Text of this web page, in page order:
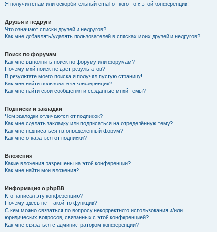
Я получил спам или оскорбительный email от кого-то с этой конференции!
Друзья и недруги
Что означают списки друзей и недругов?
Как мне добавлять/удалять пользователей в списках моих друзей и недругов?
Поиск по форумам
Как мне выполнить поиск по форуму или форумам?
Почему мой поиск не даёт результатов?
В результате моего поиска я получил пустую страницу!
Как мне найти пользователя конференции?
Как мне найти свои сообщения и созданные мной темы?
Подписки и закладки
Чем закладки отличаются от подписок?
Как мне сделать закладку или подписаться на определённую тему?
Как мне подписаться на определённый форум?
Как мне отказаться от подписки?
Вложения
Какие вложения разрешены на этой конференции?
Как мне найти мои вложения?
Информация о phpBB
Кто написал эту конференцию?
Почему здесь нет такой-то функции?
С кем можно связаться по вопросу некорректного использования и/или
юридических вопросов, связанных с этой конференцией?
Как мне связаться с администратором конференции?